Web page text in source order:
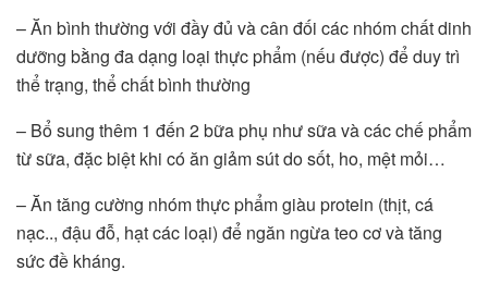
– Ăn bình thường với đầy đủ và cân đối các nhóm chất dinh
dưỡng bằng đa dạng loại thực phẩm (nếu được) để duy trì
thể trạng, thể chất bình thường
– Bổ sung thêm 1 đến 2 bữa phụ như sữa và các chế phẩm
từ sữa, đặc biệt khi có ăn giảm sút do sốt, ho, mệt mỏi…
– Ăn tăng cường nhóm thực phẩm giàu protein (thịt, cá
nạc.., đậu đỗ, hạt các loại) để ngăn ngừa teo cơ và tăng
sức đề kháng.